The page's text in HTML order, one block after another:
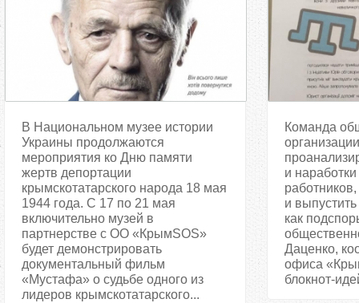
В Национальном музее истории
Украины продолжаются
мероприятия ко Дню памяти
жертв депортации
крымскотатарского народа 18 мая
1944 года. С 17 по 21 мая
включительно музей в
партнерстве с ОО «КрымSOS»
будет демонстрировать
документальный фильм
«Мустафа» о судьбе одного из
лидеров крымскотатарского...
Команда
и
и
как
Даценко,
офиса
блокнот-